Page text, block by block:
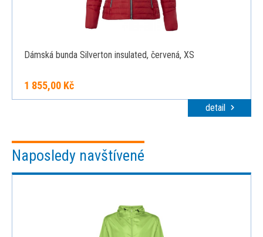
Dámská bunda Silverton insulated, červená, XS
1 855,00 Kč
detail
Naposledy navštívené